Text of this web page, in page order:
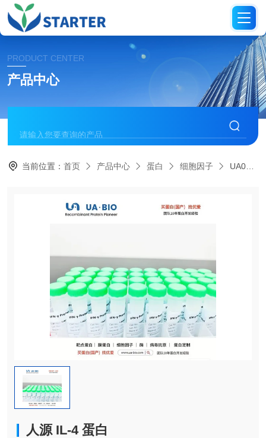
PRODUCT CENTER
产品中心
当前位置：首页 产品中心 蛋白 细胞因子 UA040026人源 IL-4 蛋白
人源 IL-4 蛋白